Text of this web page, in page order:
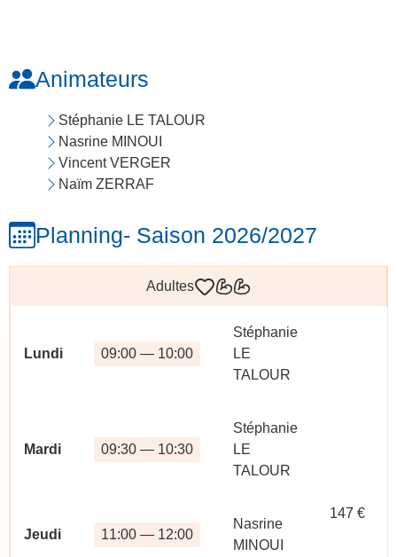
Animateurs
Stéphanie LE TALOUR
Nasrine MINOUI
Vincent VERGER
Naïm ZERRAF
Planning- Saison 2026/2027
Adultes
Lundi 09:00 — 10:00
Stéphanie
LE
TALOUR
Mardi 09:30 — 10:30
Stéphanie
LE
TALOUR
Jeudi 11:00 — 12:00
Nasrine
MINOUI
147 €